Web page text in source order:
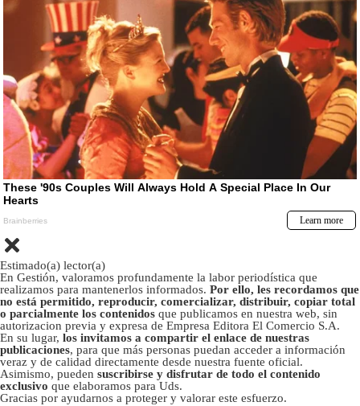
Estimado(a) lector(a)
En Gestión, valoramos profundamente la labor periodística que
realizamos para mantenerlos informados. Por ello, les recordamos que
no está permitido, reproducir, comercializar, distribuir, copiar total
o parcialmente los contenidos que publicamos en nuestra web, sin
autorizacion previa y expresa de Empresa Editora El Comercio S.A.
En su lugar, los invitamos a compartir el enlace de nuestras
publicaciones, para que más personas puedan acceder a información
veraz y de calidad directamente desde nuestra fuente oficial.
Asimismo, pueden suscribirse y disfrutar de todo el contenido
exclusivo que elaboramos para Uds.
Gracias por ayudarnos a proteger y valorar este esfuerzo.